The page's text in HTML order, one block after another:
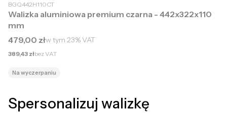
BGQ442H110CT
Walizka aluminiowa premium czarna - 442x322x110
mm
Cena brutto
479,00 złw tym 23%VAT
Cena netto
389,43 złbez VAT
Na wyczerpaniu
Spersonalizuj walizkę